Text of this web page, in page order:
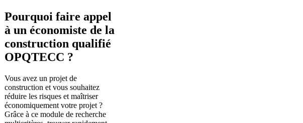
Pourquoi faire appel
à un économiste de la
construction qualifié
OPQTECC ?
Vous avez un projet de
construction et vous souhaitez
réduire les risques et maîtriser
économiquement votre projet ?
Grâce à ce module de recherche